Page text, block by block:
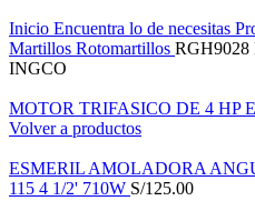
Inicio Encuentra lo de necesitas
Martillos Rotomartillos
INGCO
MOTOR TRIFASICO DE 4 HP
Volver a productos
ESMERIL AMOLADORA
115 4 1/2' 710W S/125.00